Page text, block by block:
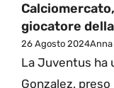
giocatore
26 Agosto 2024Anna
La Juventus ha
Gonzalez,